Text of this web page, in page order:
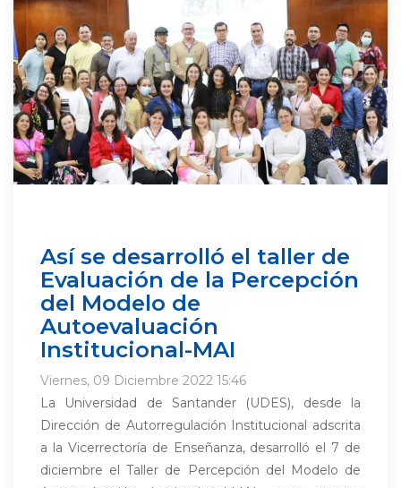
Así se desarrolló el taller de
Evaluación de la Percepción
del Modelo de
Autoevaluación
Institucional-MAI
Viernes, 09 Diciembre 2022 15:46
La Universidad de Santander (UDES), desde la
Dirección de Autorregulación Institucional adscrita
a la Vicerrectoría de Enseñanza, desarrolló el 7 de
diciembre el Taller de Percepción del Modelo de